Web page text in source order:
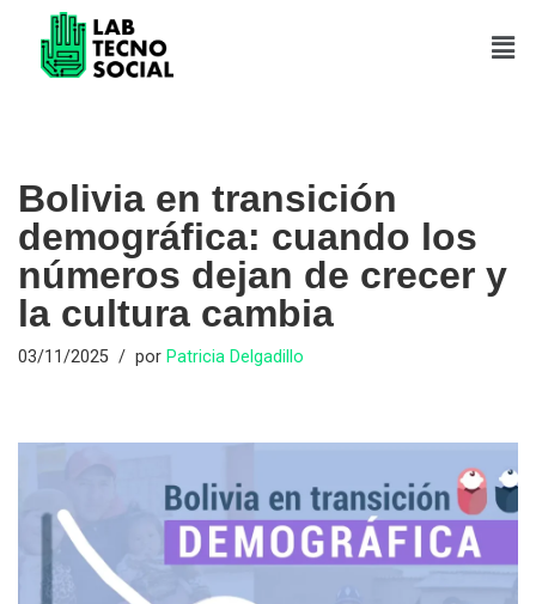
Saltar
Bolivia en transición
demográfica: cuando los
números dejan de crecer y
la cultura cambia
03/11/2025 por Patricia Delgadillo